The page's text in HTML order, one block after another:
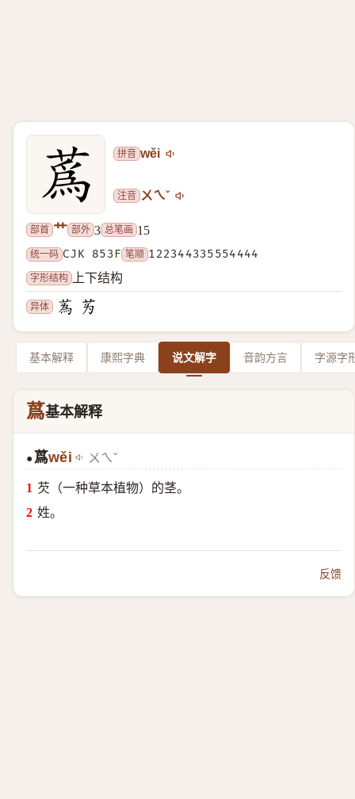
拼音 wěi
注音 ㄨㄟˇ
部首 艹 部外 3 总笔画 15
统一码 CJK 853F 笔顺 122344335554444
字形结构
上下结构
异体
基本解释 康熙字典 说文解字 音韵方言 字源字
蔿基本解释
● 蔿wěi ㄨㄟˇ
芡（一种草本植物）的茎。
姓。
反馈